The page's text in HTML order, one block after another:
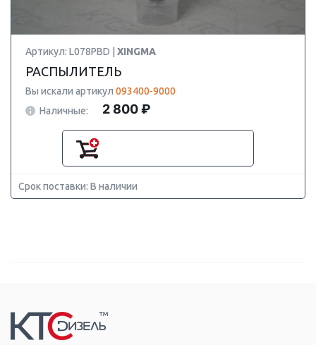
Артикул: L078PBD | XINGMA
РАСПЫЛИТЕЛЬ
Вы искали артикул 093400-9000
Наличные:
2 800 ₽
Срок поставки: В наличии